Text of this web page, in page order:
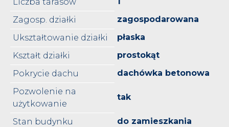
Zagosp. działki
zagospodarowana
Ukształtowanie działki
płaska
Kształt działki
prostokąt
Pokrycie dachu
dachówka betonowa
Pozwolenie na
użytkowanie
tak
Stan budynku
do zamieszkania